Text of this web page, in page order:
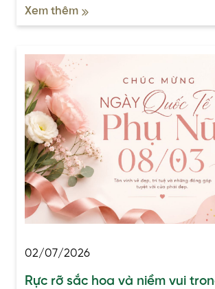
Xem thêm
02/07/2026
Rực rỡ sắc hoa và niềm vui